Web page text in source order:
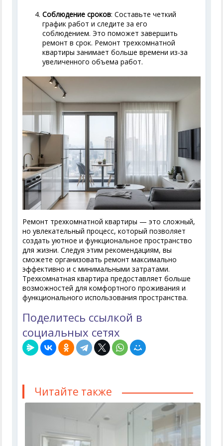
Соблюдение сроков: Составьте четкий
график работ и следите за его
соблюдением. Это поможет завершить
ремонт в срок. Ремонт трехкомнатной
квартиры занимает больше времени из-за
увеличенного объема работ.
Ремонт трехкомнатной квартиры — это сложный,
но увлекательный процесс, который позволяет
создать уютное и функциональное пространство
для жизни. Следуя этим рекомендациям, вы
сможете организовать ремонт максимально
эффективно и с минимальными затратами.
Трехкомнатная квартира предоставляет больше
возможностей для комфортного проживания и
функционального использования пространства.
Поделитесь ссылкой в
социальных сетях
Читайте также